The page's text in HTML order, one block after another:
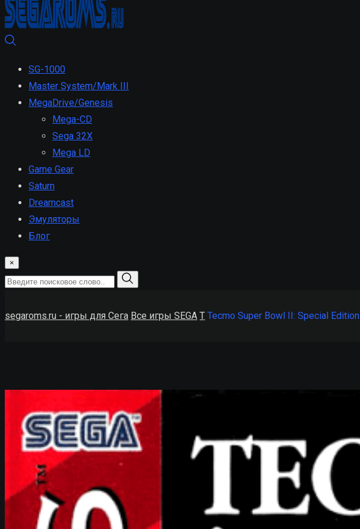
SG-1000
Master System/Mark III
MegaDrive/Genesis
Mega-CD
Sega 32X
Mega LD
Game Gear
Saturn
Dreamcast
Эмуляторы
Блог
×
segaroms.ru - игры для Сега Все игры SEGA T Tecmo Super Bowl II: Special Edition